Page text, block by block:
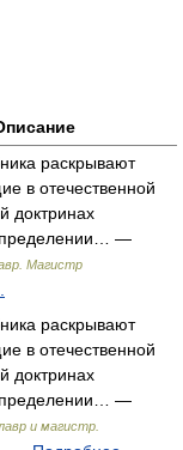
раскрывают
в отечественной
доктринах
—
Магистр
раскрывают
в отечественной
доктринах
—
и магистр.